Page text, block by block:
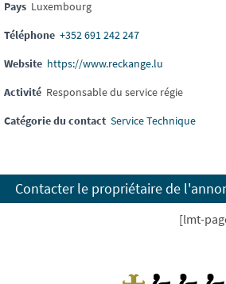
Pays Luxembourg
Téléphone +352 691 242 247
Website https://www.reckange.lu
Activité Responsable du service régie
Catégorie du contact Service Technique
Contacter le propriétaire de
[lmt-